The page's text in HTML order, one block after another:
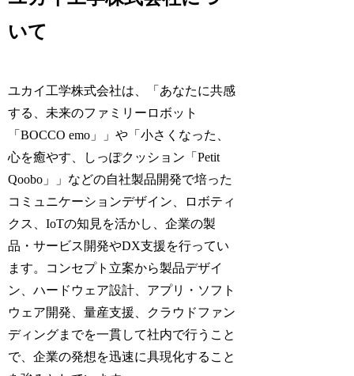
いて
ユカイ工学株式会社は、「あなたに共感
する、未来のファミリーロボット
「BOCCO emo」」や「小さくなった、
心を癒やす、しっぽクッション「Petit
Qoobo」」などの自社製品開発で培った
コミュニケーションデザイン、ロボティ
クス、IoTの知見を活かし、企業の製
品・サービス開発やDX支援を行ってい
ます。コンセプト立案から製品デザイ
ン、ハードウェア設計、アプリ・ソフト
ウェア開発、量産支援、クラウドファン
ディングまでを一貫して社内で行うこと
で、企業の発想を迅速に具現化すること